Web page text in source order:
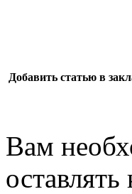
Добавить статью в
Вам